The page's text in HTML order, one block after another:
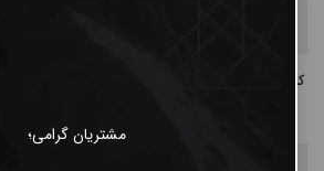
مشتریان گرامی؛
کارتریج Cheyenne قطر 8 مدل Liner